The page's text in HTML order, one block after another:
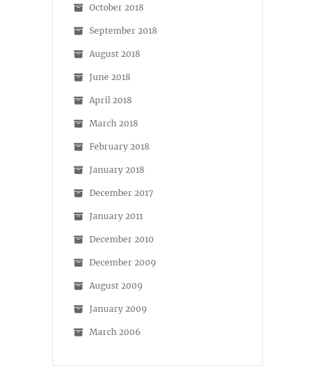
October 2018
September 2018
August 2018
June 2018
April 2018
March 2018
February 2018
January 2018
December 2017
January 2011
December 2010
December 2009
August 2009
January 2009
March 2006